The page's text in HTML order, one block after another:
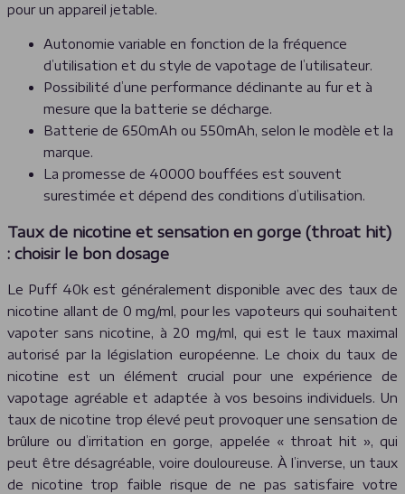
pour un appareil jetable.
Autonomie variable en fonction de la fréquence
d’utilisation et du style de vapotage de l’utilisateur.
Possibilité d’une performance déclinante au fur et à
mesure que la batterie se décharge.
Batterie de 650mAh ou 550mAh, selon le modèle et la
marque.
La promesse de 40000 bouffées est souvent
surestimée et dépend des conditions d’utilisation.
Taux de nicotine et sensation en gorge (throat hit)
: choisir le bon dosage
Le Puff 40k est généralement disponible avec des taux de
nicotine allant de 0 mg/ml, pour les vapoteurs qui souhaitent
vapoter sans nicotine, à 20 mg/ml, qui est le taux maximal
autorisé par la législation européenne. Le choix du taux de
nicotine est un élément crucial pour une expérience de
vapotage agréable et adaptée à vos besoins individuels. Un
taux de nicotine trop élevé peut provoquer une sensation de
brûlure ou d’irritation en gorge, appelée « throat hit », qui
peut être désagréable, voire douloureuse. À l’inverse, un taux
de nicotine trop faible risque de ne pas satisfaire votre